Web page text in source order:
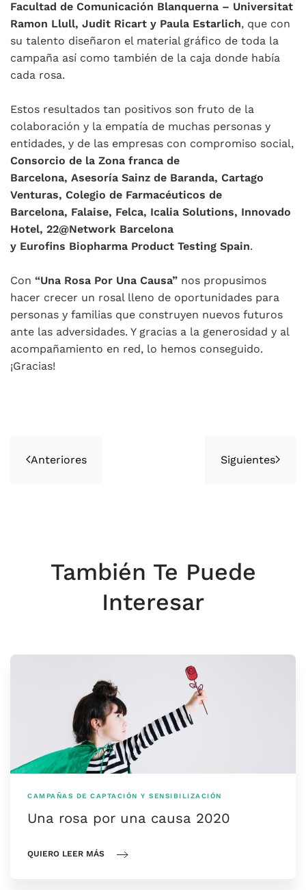
Facultad de Comunicación Blanquerna – Universitat
Ramon Llull, Judit Ricart y Paula Estarlich, que con
su talento diseñaron el material gráfico de toda la
campaña así como también de la caja donde había
cada rosa.
Estos resultados tan positivos son fruto de la
colaboración y la empatía de muchas personas y
entidades, y de las empresas con compromiso social,
Consorcio de la Zona franca de
Barcelona, Asesoría Sainz de Baranda, Cartago
Venturas, Colegio de Farmacéuticos de
Barcelona, Falaise, Felca, Icalia Solutions, Innovado
Hotel, 22@Network Barcelona
y Eurofins Biopharma Product Testing Spain.
Con “Una Rosa Por Una Causa” nos propusimos
hacer crecer un rosal lleno de oportunidades para
personas y familias que construyen nuevos futuros
ante las adversidades. Y gracias a la generosidad y al
acompañamiento en red, lo hemos conseguido.
¡Gracias!
Anteriores Siguientes
También Te Puede
Interesar
CAMPAÑAS DE CAPTACIÓN Y SENSIBILIZACIÓN
Una rosa por una causa 2020
QUIERO LEER MÁS